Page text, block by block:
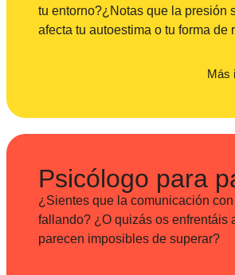
tu entorno?¿Notas que la presión
afecta tu autoestima o tu forma de
Más
Psicólogo para
¿Sientes que la comunicación
fallando? ¿O quizás os enfrentáis
parecen imposibles de superar?